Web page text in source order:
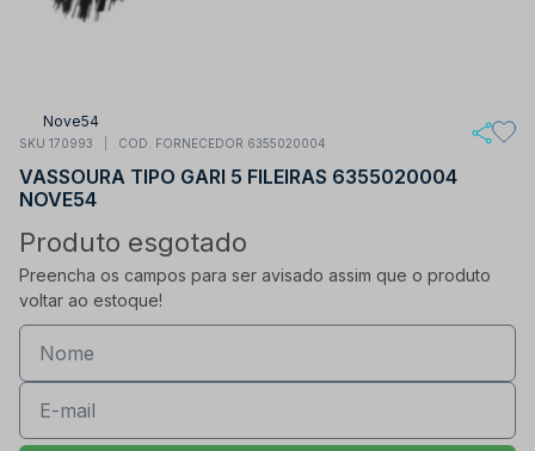
Nove54
SKU 170993 COD. FORNECEDOR 6355020004
VASSOURA TIPO GARI 5 FILEIRAS 6355020004
NOVE54
Produto esgotado
Preencha os campos para ser avisado assim que o produto
voltar ao estoque!